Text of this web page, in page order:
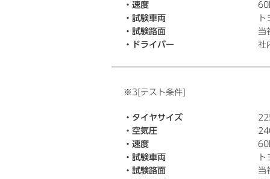
・速度
・試験車両
・試験路面
当
・ドライバー
社
※3[テスト条件]
・タイヤサイズ
・空気圧
・速度
・試験車両
・試験路面
当